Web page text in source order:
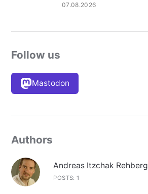
07.08.2026
Follow us
Mastodon
Authors
Andreas Itzchak Rehberg
POSTS: 1